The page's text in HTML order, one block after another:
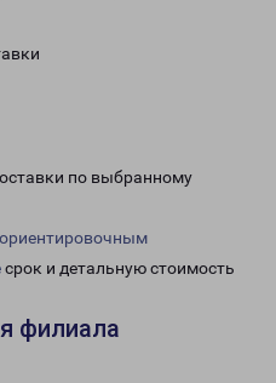
по выбранному
ориентировочным
срок и детальную стоимость
филиала